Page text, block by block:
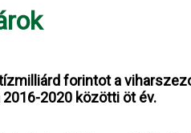
forintot a
2020 közötti öt év.